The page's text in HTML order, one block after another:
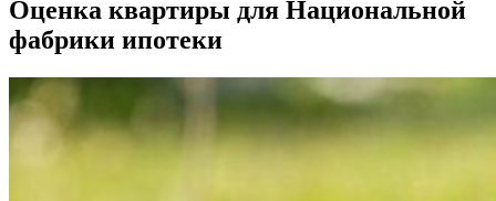
Оценка квартиры для Национальной
фабрики ипотеки